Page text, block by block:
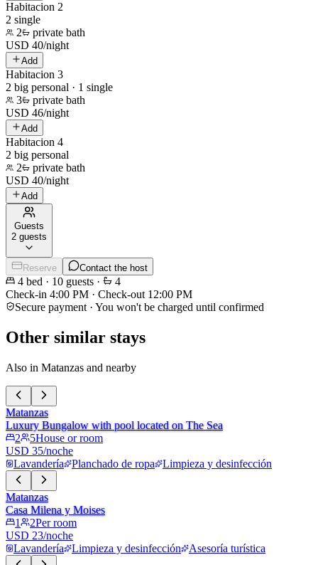
Habitacion 2
2 single
2
private bath
USD 40/night
Add
Habitacion 3
2 big personal · 1 single
3
private bath
USD 46/night
Add
Habitacion 4
2 big personal
2
private bath
USD 40/night
Add
Guests
2 guests
Reserve Contact the host
4 bed · 10 guests ·
4
Check-in 4:00 PM · Check-out 12:00 PM
Secure payment · You won't be charged until confirmed
Other similar stays
Also in Matanzas and nearby
Matanzas
Luxury Bungalow with pool located on The Sea
2
5House or room
USD 35/noche
Lavandería
Planchado de ropa Limpieza y desinfección
Matanzas
Casa Milena y Moises
1
2Per room
USD 23/noche
Lavandería
Limpieza y desinfección Asesoría turística